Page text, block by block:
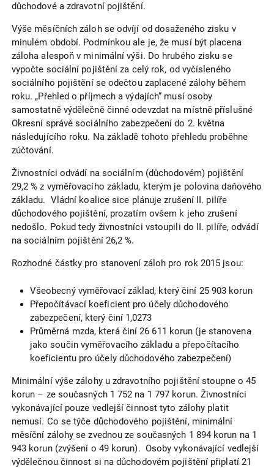
důchodové a zdravotní pojištění.
Výše měsíčních záloh se odvíjí od dosaženého zisku v
minulém období. Podmínkou ale je, že musí být placena
záloha alespoň v minimální výši. Do hrubého zisku se
vypočte sociální pojištění za celý rok, od vyčísleného
sociálního pojištění se odečtou zaplacené zálohy během
roku. „Přehled o příjmech a výdajích“ musí osoby
samostatně výdělečně činné odevzdat na místně příslušné
Okresní správě sociálního zabezpečení do 2. května
následujícího roku. Na základě tohoto přehledu proběhne
zúčtování.
Živnostníci odvádí na sociálním (důchodovém) pojištění
29,2 % z vyměřovacího základu, kterým je polovina daňového
základu. Vládní koalice sice plánuje zrušení II. pilíře
důchodového pojištění, prozatím ovšem k jeho zrušení
nedošlo. Pokud tedy živnostníci vstoupili do II. pilíře, odvádí
na sociálním pojištění 26,2 %.
Rozhodné částky pro stanovení záloh pro rok 2015 jsou:
Všeobecný vyměřovací základ, který činí 25 903 korun
Přepočítávací koeficient pro účely důchodového
zabezpečení, který činí 1,0273
Průměrná mzda, která činí 26 611 korun (je stanovena
jako součin vyměřovacího základu a přepočítacího
koeficientu pro účely důchodového zabezpečení)
Minimální výše zálohy u zdravotního pojištění stoupne o 45
korun – ze současných 1 752 na 1 797 korun. Živnostníci
vykonávající pouze vedlejší činnost tyto zálohy platit
nemusí. Co se týče důchodového pojištění, minimální
měsíční zálohy se zvednou ze současných 1 894 korun na 1
943 korun (zvýšení o 49 korun). Osoby vykonávající vedlejší
výdělečnou činnost si na důchodovém pojištění připlatí 21